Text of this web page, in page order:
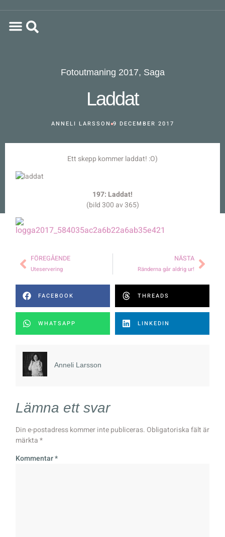
Fotoutmaning 2017, Saga
Laddat
ANNELI LARSSON 9 DECEMBER 2017
Ett skepp kommer laddat! :O)
197: Laddat!
(bild 300 av 365)
FÖREGÅENDE
Uteservering
NÄSTA
Ränderna går aldrig ur!
FACEBOOK THREADS
WHATSAPP LINKEDIN
Anneli Larsson
Lämna ett svar
Din e-postadress kommer inte publiceras. Obligatoriska fält är
märkta*
Kommentar*